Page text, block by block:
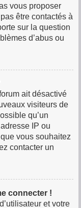
vous proposer
être contactés à
sur la question
d’abus ou
ait désactivé
visiteurs de
qu’un
IP ou
vous souhaitez
contacter un
connecter !
et votre